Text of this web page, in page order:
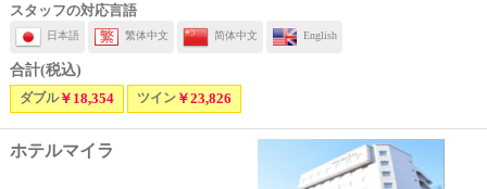
スタッフの対応言語
日本語 繁体中文 简体中文 English
合計(税込)
ダブル￥18,354 ツイン￥23,826
ホテルマイラ